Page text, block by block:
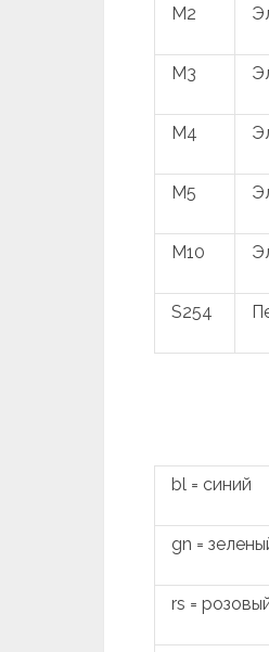
M2
M3
M4
M5
M10
S254
bl = синий
gn =
rs =